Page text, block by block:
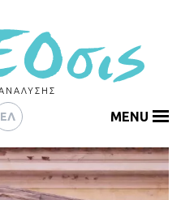
ΕΛ
ΕΡΕΥΝΕΣ
MENU